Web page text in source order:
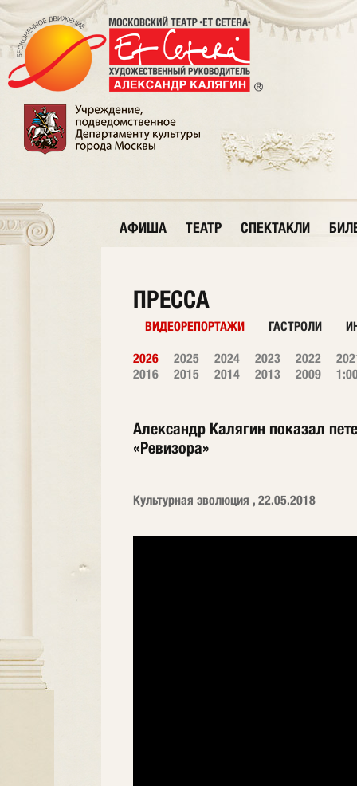
АФИША ТЕАТР СПЕКТАКЛИ
ПРЕССА
ВИДЕОРЕПОРТАЖИ ГАСТРОЛИ
2026 2025 2024 2023 2022
2016
2015 2014 2013 2009
Александр Калягин показал
«Ревизора»
Культурная эволюция , 22.05.2018